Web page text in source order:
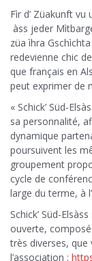
Fìr d’ Züakunft vu
àss jeder
züa ìhra
redevienne chic
que français en
peut exprimer de
« Schick’ Süd-
sa personnalité,
dynamique
poursuivent les
groupement
cycle de
large du terme, à
Schick’ Süd-
ouverte,
très diverses,
l’association :